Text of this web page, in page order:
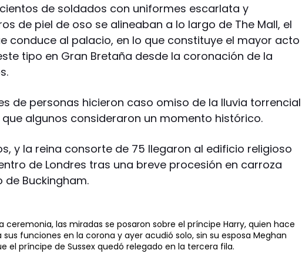
de soldados con uniformes escarlata y
de piel de oso se alineaban a lo largo de The Mall, el
conduce al palacio, en lo que constituye el mayor acto
tipo en Gran Bretaña desde la coronación de la
de personas hicieron caso omiso de la lluvia torrencial
algunos consideraron un momento histórico.
y la reina consorte de 75 llegaron al edificio religioso
de Londres tras una breve procesión en carroza
de Buckingham.
ceremonia, las miradas se posaron sobre el príncipe Harry, quien hace
funciones en la corona y ayer acudió solo, sin su esposa Meghan
el príncipe de Sussex quedó relegado en la tercera fila.